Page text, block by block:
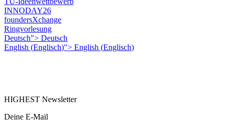
INNODAY26
foundersXchange
Ringvorlesung
Deutsch"> Deutsch
English (Englisch)"> English (Englisch)
HIGHEST Newsletter
Deine E-Mail